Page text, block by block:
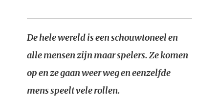
De hele wereld is een schouwtoneel en
alle mensen zijn maar spelers. Ze komen
op en ze gaan weer weg en eenzelfde
mens speelt vele rollen.